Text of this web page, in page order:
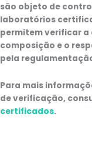
são objeto de
laboratórios
permitem verificar a
composição e o
pela
Para mais
de verificação,
certificados.